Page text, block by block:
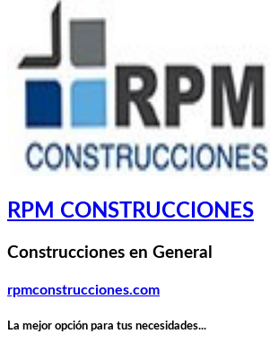
RPM CONSTRUCCIONES
Construcciones en General
rpmconstrucciones.com
La mejor opción para tus necesidades...